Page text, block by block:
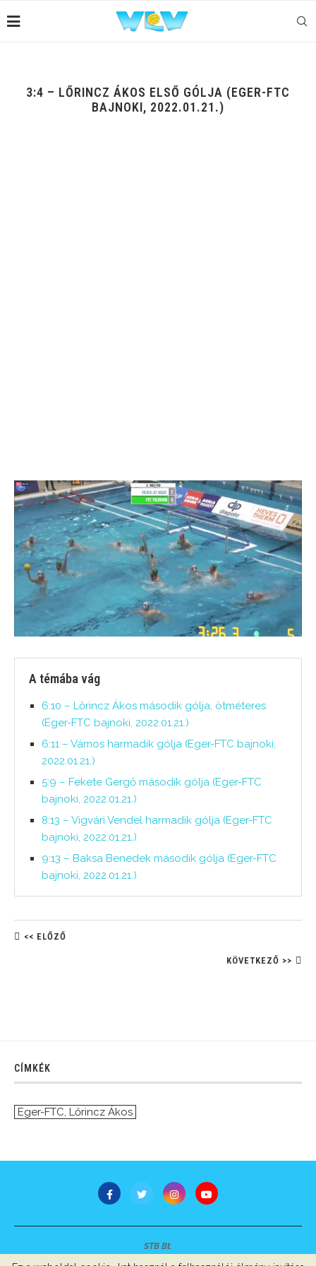
3:4 – LŐRINCZ ÁKOS ELSŐ GÓLJA (EGER-FTC
BAJNOKI, 2022.01.21.)
A témába vág
6:10 – Lőrincz Ákos második gólja, ötméteres
(Eger-FTC bajnoki, 2022.01.21.)
6:11 – Vámos harmadik gólja (Eger-FTC bajnoki,
2022.01.21.)
5:9 – Fekete Gergő második gólja (Eger-FTC
bajnoki, 2022.01.21.)
8:13 – Vigvári Vendel harmadik gólja (Eger-FTC
bajnoki, 2022.01.21.)
9:13 – Baksa Benedek második gólja (Eger-FTC
bajnoki, 2022.01.21.)
<< ELŐZŐ
KÖVETKEZŐ >>
CÍMKÉK
Eger-FTC, Lőrincz Ákos
STB Bt.